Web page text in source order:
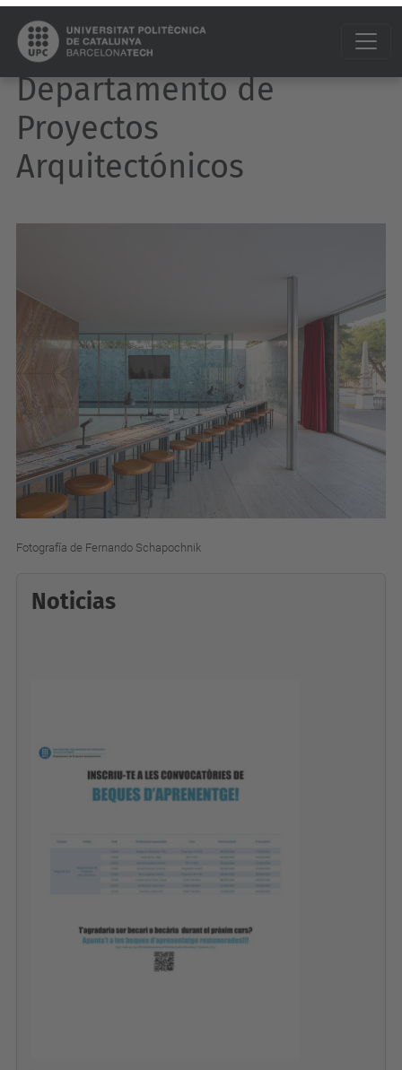
Departamento de
Proyectos
Arquitectónicos
Fotografía de Fernando Schapochnik
Noticias